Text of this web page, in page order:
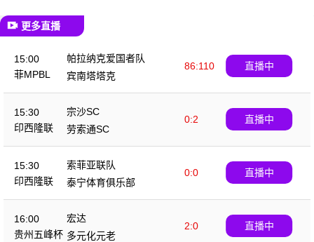
更多直播
15:00
菲MPBL
帕拉纳克爱国者队
86:110
宾南塔塔克
直播中
15:30
印西隆联
宗沙SC
0:2
劳索通SC
直播中
15:30
印西隆联
索菲亚联队
0:0
泰宁体育俱乐部
直播中
16:00
贵州五峰杯
宏达
2:0
多元化元老
直播中